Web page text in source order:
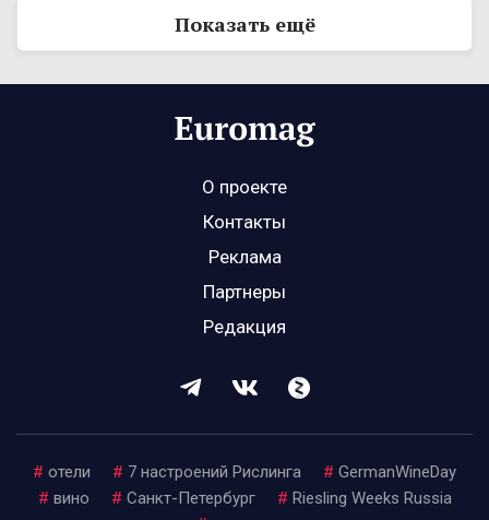
Показать ещё
О проекте
Контакты
Реклама
Партнеры
Редакция
# отели # 7 настроений Рислинга # GermanWineDay
# вино # Санкт-Петербург # Riesling Weeks Russia